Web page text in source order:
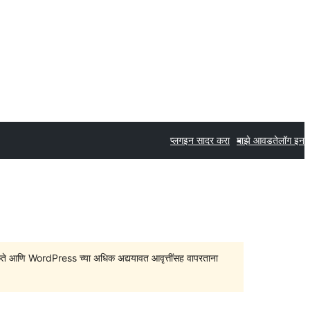
प्लगइन सादर करा माझे आवडतेलॉग इन
आणि WordPress च्या अधिक अद्ययावत आवृत्तींसह वापरताना